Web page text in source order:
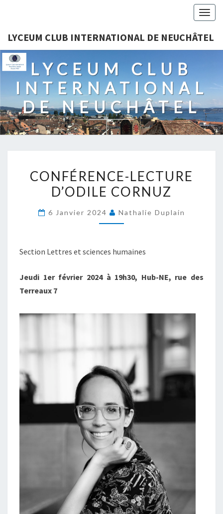
LYCEUM CLUB INTERNATIONAL DE NEUCHÂTEL
LYCEUM CLUB
INTERNATIONAL
DE NEUCHÂTEL
LECTURE
D’ODILE
CONFÉRENCE-LECTURE
D’ODILE CORNUZ
6 Janvier 2024 Nathalie Duplain
Section Lettres et sciences humaines
Jeudi 1er février 2024 à 19h30, Hub-NE, rue des
Terreaux 7